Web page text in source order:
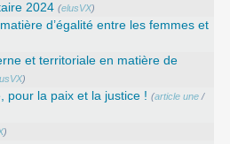
2024 (elusVX)
d’égalité entre les femmes et
et territoriale en matière de
)
pour la paix et la justice ! (article une /
)